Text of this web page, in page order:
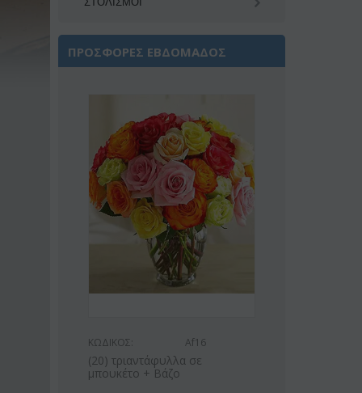
ΠΡΟΣΦΟΡΕΣ ΕΒΔΟΜΑΔΟΣ
Af16
(20) τριαντάφυλλα σε
μπουκέτο + Βάζο